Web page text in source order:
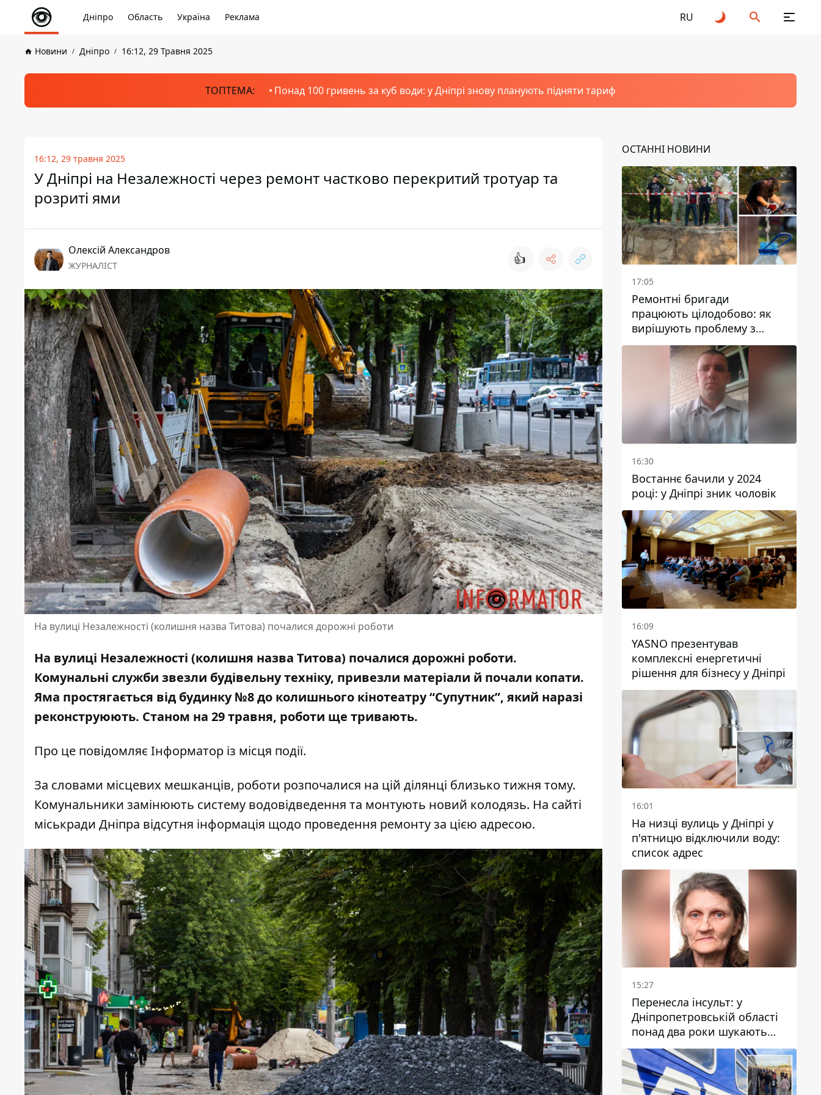
Дніпро Область Україна Реклама RU
Новини Дніпро 16:12, 29 Травня 2025
ТОПТЕМА: Понад 100 гривень за куб води: у Дніпрі знову планують підняти тариф
16:12, 29 травня 2025
У Дніпрі на Незалежності через ремонт частково перекритий тротуар та
розриті ями
Олексій Александров
ЖУРНАЛІСТ 👍
На вулиці Незалежності (колишня назва Титова) почалися дорожні роботи
На вулиці Незалежності (колишня назва Титова) почалися дорожні роботи.
Комунальні служби звезли будівельну техніку, привезли матеріали й почали копати.
Яма простягається від будинку №8 до колишнього кінотеатру “Супутник”, який наразі
реконструюють. Станом на 29 травня, роботи ще тривають.
Про це повідомляє Інформатор із місця події.
За словами місцевих мешканців, роботи розпочалися на цій ділянці близько тижня тому.
Комунальники замінюють систему водовідведення та монтують новий колодязь. На сайті
міськради Дніпра відсутня інформація щодо проведення ремонту за цією адресою.
ОСТАННІ НОВИНИ
17:05
Ремонтні бригади
працюють цілодобово: як
вирішують проблему з
водою у Марганецькій
громаді
16:30
Востаннє бачили у 2024
році: у Дніпрі зник чоловік
16:09
YASNO презентував
комплексні енергетичні
рішення для бізнесу у Дніпрі
16:01
На низці вулиць у Дніпрі у
п'ятницю відключили воду:
список адрес
15:27
Перенесла інсульт: у
Дніпропетровській області
понад два роки шукають
зниклу жінку